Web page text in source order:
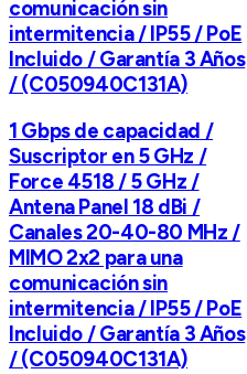
comunicación sin
intermitencia / IP55 / PoE
Incluido / Garantía 3 Años
/ (C050940C131A)
1 Gbps de capacidad /
Suscriptor en 5 GHz /
Force 4518 / 5 GHz /
Antena Panel 18 dBi /
Canales 20-40-80 MHz /
MIMO 2x2 para una
comunicación sin
intermitencia / IP55 / PoE
Incluido / Garantía 3 Años
/ (C050940C131A)